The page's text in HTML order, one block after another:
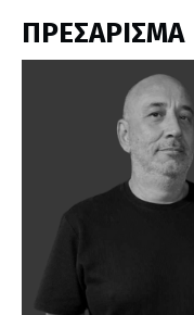
ΠΡΕΣΑΡΙΣΜΑ